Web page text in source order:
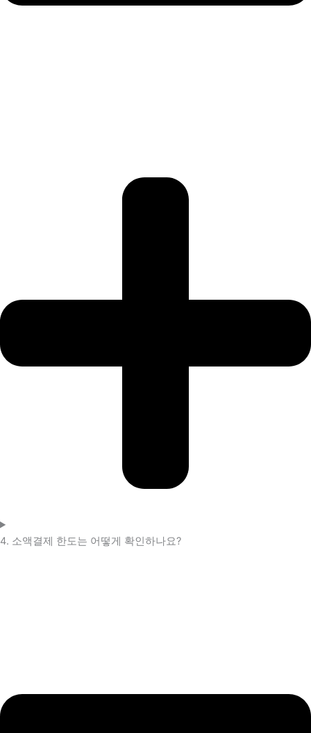
4. 소액결제 한도는 어떻게 확인하나요?